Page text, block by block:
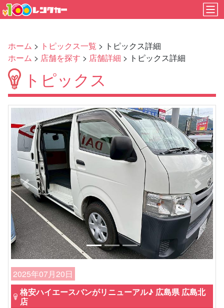
ホーム > トピックス一覧 > トピックス詳細
ホーム > 店舗を探す > 店舗詳細 > トピックス詳細
トピックス
Previous Next
2025年07月20日
格安ハイエースバンがリニューアル♪ 広島県 広島北
店